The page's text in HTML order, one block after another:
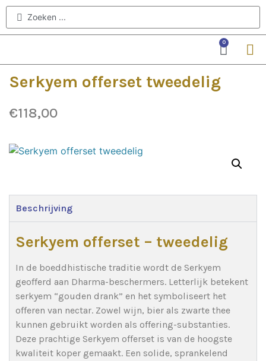
0
Serkyem offerset tweedelig
€118,00
Beschrijving
Serkyem offerset – tweedelig
In de boeddhistische traditie wordt de Serkyem
geofferd aan Dharma-beschermers. Letterlijk betekent
serkyem “gouden drank” en het symboliseert het
offeren van nectar. Zowel wijn, bier als zwarte thee
kunnen gebruikt worden als offering-substanties.
Deze prachtige Serkyem offerset is van de hoogste
kwaliteit koper gemaakt. Een solide, sprankelend